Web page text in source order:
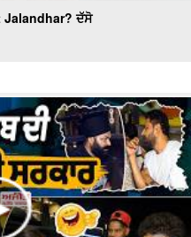
Jalandhar? ਦੱਸੋ